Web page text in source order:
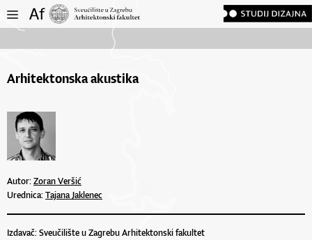
Arhitektonska akustika
Autor:Zoran Veršić
Urednica:Tajana Jaklenec
Izdavač: Sveučilište u Zagrebu Arhitektonski fakultet